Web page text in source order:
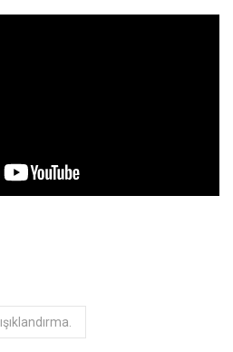
ışıklandırma.